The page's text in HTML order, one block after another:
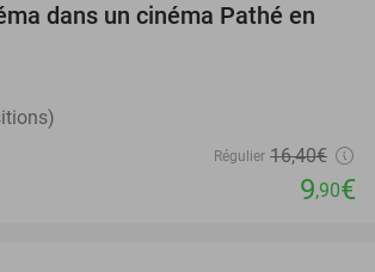
40%
dans un cinéma Pathé en
Régulier 16,40€
9,90€